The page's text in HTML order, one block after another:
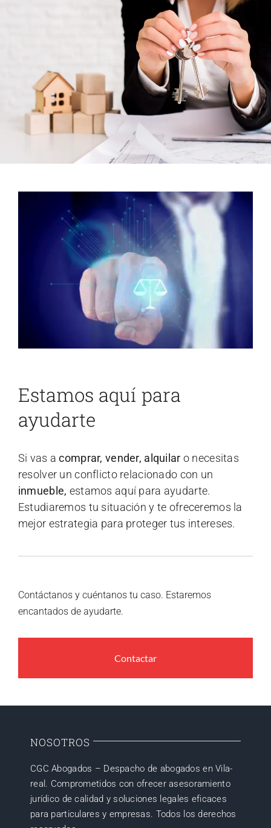
Estamos aquí para
ayudarte
Si vas a comprar, vender, alquilar o necesitas
resolver un conflicto relacionado con un
inmueble, estamos aquí para ayudarte.
Estudiaremos tu situación y te ofreceremos la
mejor estrategia para proteger tus intereses.
Contáctanos y cuéntanos tu caso. Estaremos
encantados de ayudarte.
Contactar
NOSOTROS
CGC Abogados – Despacho de abogados en Vila-
real. Comprometidos con ofrecer asesoramiento
jurídico de calidad y soluciones legales eficaces
para particulares y empresas. Todos los derechos